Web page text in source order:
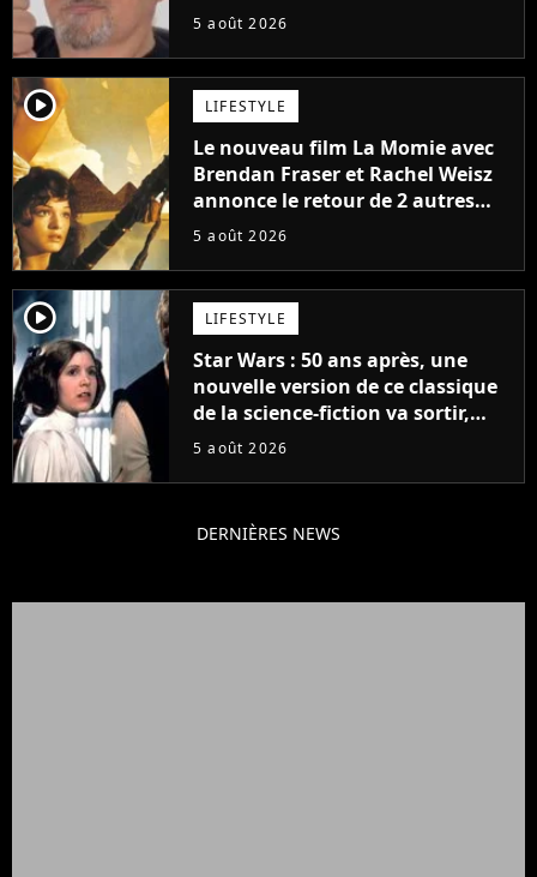
5 août 2026
player2 LIFESTYLE
Le nouveau film La Momie avec
Brendan Fraser et Rachel Weisz
annonce le retour de 2 autres
personnages emblématiques de
5 août 2026
player2 LIFESTYLE
Star Wars : 50 ans après, une
nouvelle version de ce classique
de la science-fiction va sortir,
mais on ne la verra jamais en
5 août 2026
DERNIÈRES NEWS